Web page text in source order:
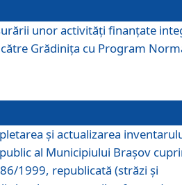
unor activităţi finanţate
Grădiniţa cu Program
şi actualizarea
al Municipiului Braşov
1999, republicată (străzi şi